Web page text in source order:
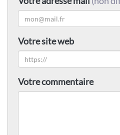
Votre site web
Votre commentaire